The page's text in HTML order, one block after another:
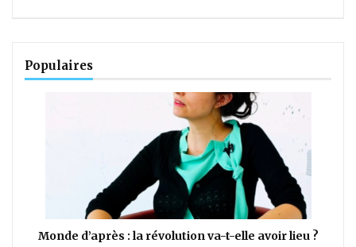
Populaires
Monde d’après : la révolution va-t-elle avoir lieu ?